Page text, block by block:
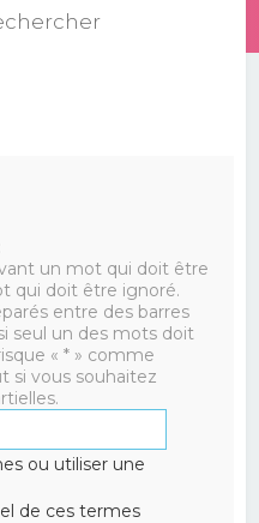
un mot qui doit être
qui doit être ignoré.
entre des barres
seul un des mots doit
« * » comme
si vous souhaitez
ou utiliser une
de ces termes